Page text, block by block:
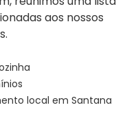
aos nossos
local em Santana